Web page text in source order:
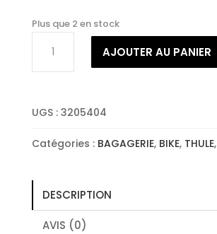
Plus que 2 en stock
THULE
25L
Blue
AJOUTER AU PANIER
UGS : 3205404
Catégories : BAGAGERIE, BIKE, THULE,
DESCRIPTION
AVIS (0)